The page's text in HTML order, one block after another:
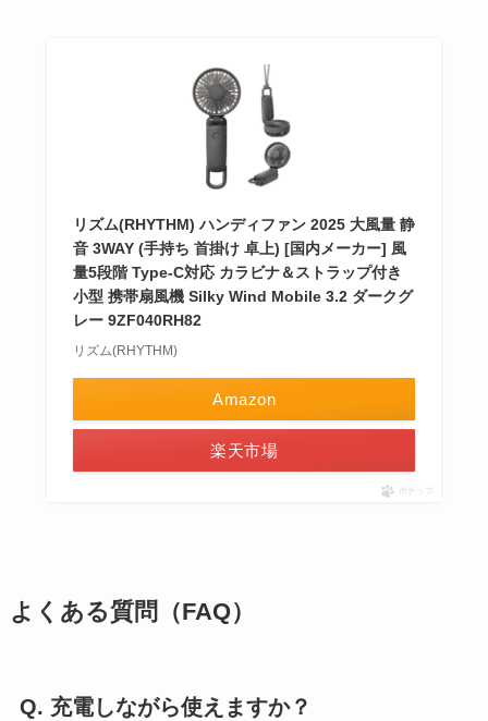
リズム(RHYTHM) ハンディファン 2025 大風量 静
音 3WAY (手持ち 首掛け 卓上) [国内メーカー] 風
量5段階 Type-C対応 カラビナ＆ストラップ付き
小型 携帯扇風機 Silky Wind Mobile 3.2 ダークグ
レー 9ZF040RH82
リズム(RHYTHM)
Amazon
楽天市場
ポチップ
よくある質問（FAQ）
Q. 充電しながら使えますか？